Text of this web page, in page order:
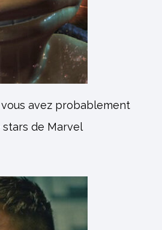
avez probablement
de Marvel